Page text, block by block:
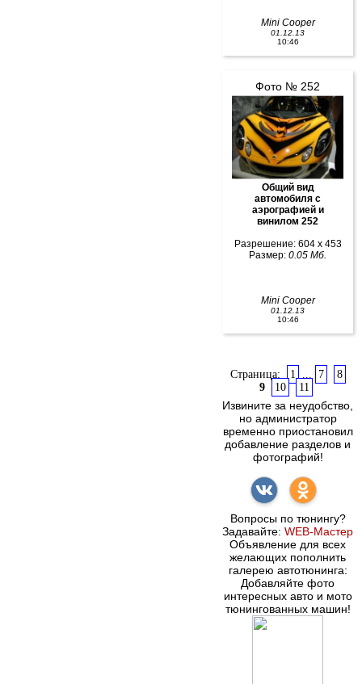
Mini Cooper
01.12.13
10:46
Фото № 252
Общий вид
автомобиля с
аэрографией и
винилом 252
Разрешение: 604 x 453
Размер: 0.05 Мб.
Mini Cooper
01.12.13
10:46
Страница: 1 ... 7
8
9
10 11
Извините за неудобство,
но администратор
временно приостановил
добавление разделов и
фотографий!
Вопросы по тюнингу?
Задавайте: WEB-Мастер
Объявление для всех
желающих пополнить
галерею автотюнинга:
Добавляйте фото
интересных авто и мото
тюнингованных машин!